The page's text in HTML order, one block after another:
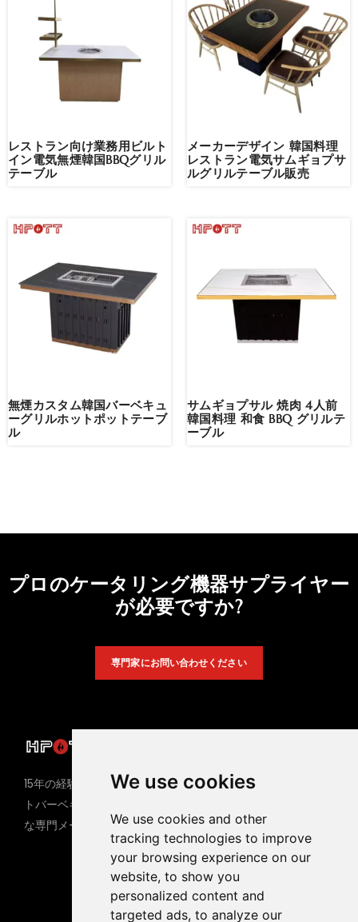
We use cookies
We use cookies and other
tracking technologies to improve
your browsing experience on our
website, to show you
personalized content and
targeted ads, to analyze our
レストラン向け業務用ビルト
イン電気無煙韓国BBQグリル
テーブル
メーカーデザイン 韓国料理
レストラン電気サムギョプサ
ルグリルテーブル販売
無煙カスタム韓国バーベキュ
ーグリルホットポットテーブ
ル
サムギョプサル 焼肉 4人前
韓国料理 和食 BBQ グリルテ
ーブル
プロのケータリング機器サプライヤー
が必要ですか?
専門家にお問い合わせください
15年の経験を持つホットポッ
トバーベキュー機器の世界的
な専門メーカー
ホットポットテーブル
ガスバーベキューグリル
電気バーベキューグリル
電磁調理器